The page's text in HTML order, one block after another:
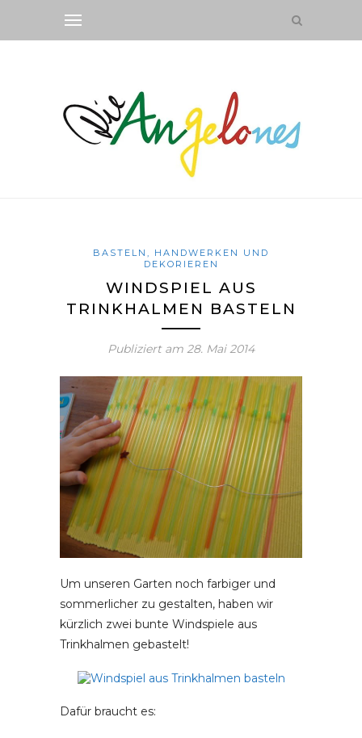
BASTELN, HANDWERKEN UND
DEKORIEREN
WINDSPIEL AUS
TRINKHALMEN BASTELN
Publiziert am 28. Mai 2014
Um unseren Garten noch farbiger und
sommerlicher zu gestalten, haben wir
kürzlich zwei bunte Windspiele aus
Trinkhalmen gebastelt!
Dafür braucht es: